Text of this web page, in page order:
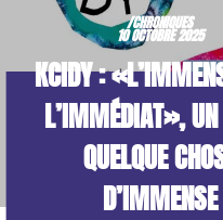
/CHRONIQUES
10 OCTOBRE 2025
KCIDY :
L’IMMÉDIAT»,
QUELQUE
D’IMMENSE